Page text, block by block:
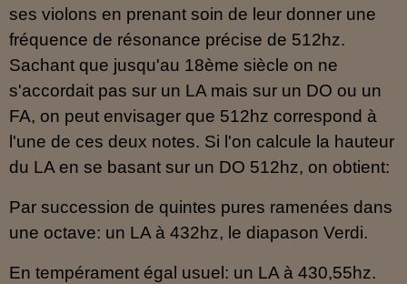
ses violons en prenant soin de leur donner une
fréquence de résonance précise de 512hz.
Sachant que jusqu'au 18ème siècle on ne
s'accordait pas sur un LA mais sur un DO ou un
FA, on peut envisager que 512hz correspond à
l'une de ces deux notes. Si l'on calcule la hauteur
du LA en se basant sur un DO 512hz, on obtient:
Par succession de quintes pures ramenées dans
une octave: un LA à 432hz, le diapason Verdi.
En tempérament égal usuel: un LA à 430,55hz.